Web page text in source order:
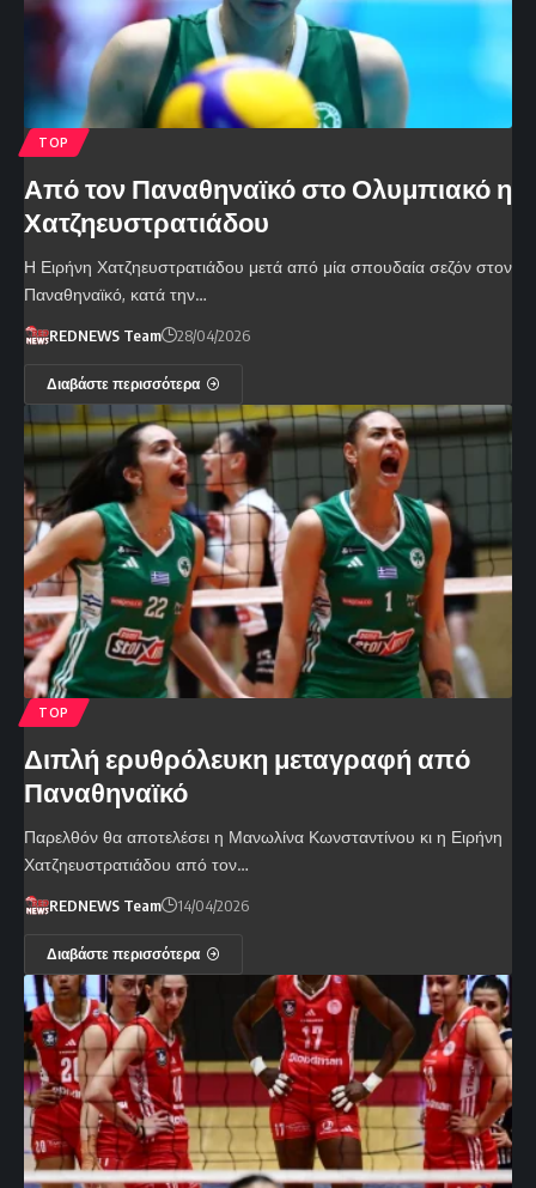
TOP
Από τον Παναθηναϊκό στο Ολυμπιακό η
Χατζηευστρατιάδου
Η Ειρήνη Χατζηευστρατιάδου μετά από μία σπουδαία σεζόν στον
Παναθηναϊκό, κατά την…
REDNEWS Team 28/04/2026
Διαβάστε περισσότερα
TOP
Διπλή ερυθρόλευκη μεταγραφή από
Παναθηναϊκό
Παρελθόν θα αποτελέσει η Μανωλίνα Κωνσταντίνου κι η Ειρήνη
Χατζηευστρατιάδου από τον…
REDNEWS Team 14/04/2026
Διαβάστε περισσότερα